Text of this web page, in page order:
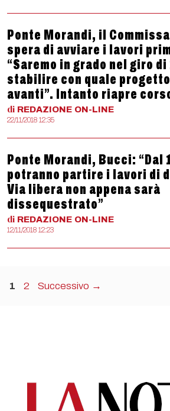
Ponte Morandi, il
spera di avviare i lavori
“Saremo in grado nel giro
stabilire con quale
avanti”. Intanto riapre
di REDAZIONE ON-LINE
22/11/2018 12:35
Ponte Morandi, Bucci: “Dal
potranno partire i lavori di
Via libera non appena sarà
dissequestrato”
di REDAZIONE ON-LINE
12/11/2018 12:23
Pagina
1 Pagina
2 Successivo →